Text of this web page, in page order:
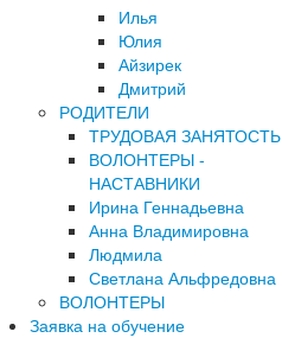
Илья
Юлия
Айзирек
Дмитрий
РОДИТЕЛИ
ТРУДОВАЯ ЗАНЯТОСТЬ
ВОЛОНТЕРЫ -
НАСТАВНИКИ
Ирина Геннадьевна
Анна Владимировна
Людмила
Светлана Альфредовна
ВОЛОНТЕРЫ
Заявка на обучение